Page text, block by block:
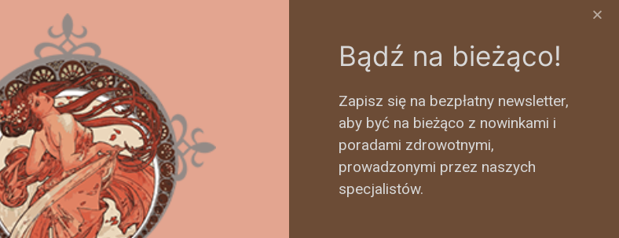
Bądź na bieżąco!
Zapisz się na bezpłatny newsletter,
aby być na bieżąco z nowinkami i
poradami zdrowotnymi,
prowadzonymi przez naszych
specjalistów.